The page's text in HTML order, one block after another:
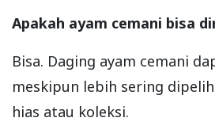
Apakah ayam cemani bisa
Bisa. Daging ayam cemani
meskipun lebih sering
hias atau koleksi.